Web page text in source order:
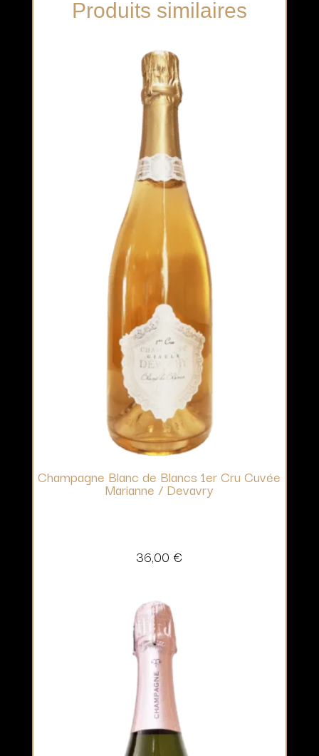
Produits similaires
Champagne Blanc de Blancs 1er Cru Cuvée
Marianne / Devavry
36,00 €